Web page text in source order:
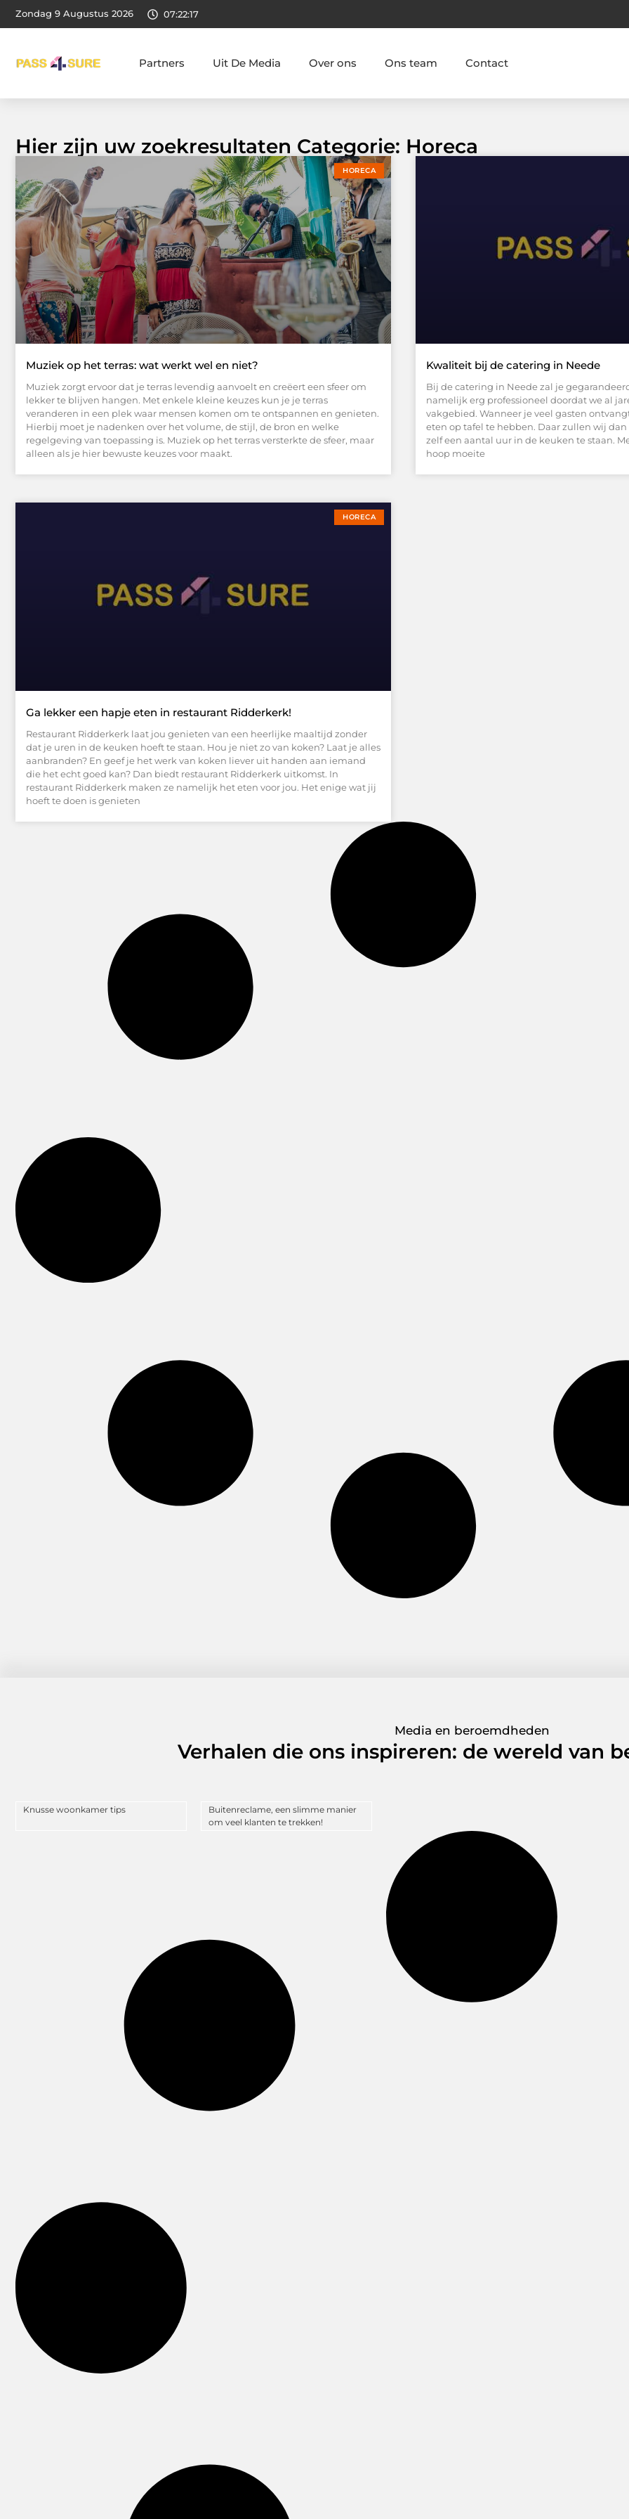
Zondag 9 Augustus 2026 07:22:18
Partners Uit De Media Over ons Ons team Contact
Hier zijn uw zoekresultaten Categorie: Horeca
HORECA
Muziek op het terras: wat werkt wel en niet?
Muziek zorgt ervoor dat je terras levendig aanvoelt en creëert een sfeer om
lekker te blijven hangen. Met enkele kleine keuzes kun je je terras
veranderen in een plek waar mensen komen om te ontspannen en genieten.
Hierbij moet je nadenken over het volume, de stijl, de bron en welke
regelgeving van toepassing is. Muziek op het terras versterkte de sfeer, maar
alleen als je hier bewuste keuzes voor maakt.
Kwaliteit bij de catering in Neede
Bij de catering in Neede zal je
namelijk erg professioneel doordat we al
vakgebied. Wanneer je veel gasten
eten op tafel te hebben. Daar zullen wij dan
zelf een aantal uur in de keuken te staan.
hoop moeite
HORECA
Ga lekker een hapje eten in restaurant Ridderkerk!
Restaurant Ridderkerk laat jou genieten van een heerlijke maaltijd zonder
dat je uren in de keuken hoeft te staan. Hou je niet zo van koken? Laat je alles
aanbranden? En geef je het werk van koken liever uit handen aan iemand
die het echt goed kan? Dan biedt restaurant Ridderkerk uitkomst. In
restaurant Ridderkerk maken ze namelijk het eten voor jou. Het enige wat jij
hoeft te doen is genieten
Media en beroemdheden
Verhalen die ons inspireren: de wereld van
Knusse woonkamer tips
Buitenreclame, een slimme manier
om veel klanten te trekken!